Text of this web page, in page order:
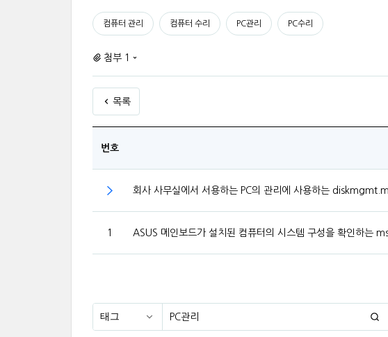
컴퓨터 관리 컴퓨터 수리 PC관리 PC수리
첨부 1
목록
번호
회사 사무실에서 서용하는 PC의 관리에 사용하는
1 ASUS 메인보드가 설치된 컴퓨터의 시스템 구성을 확인하는